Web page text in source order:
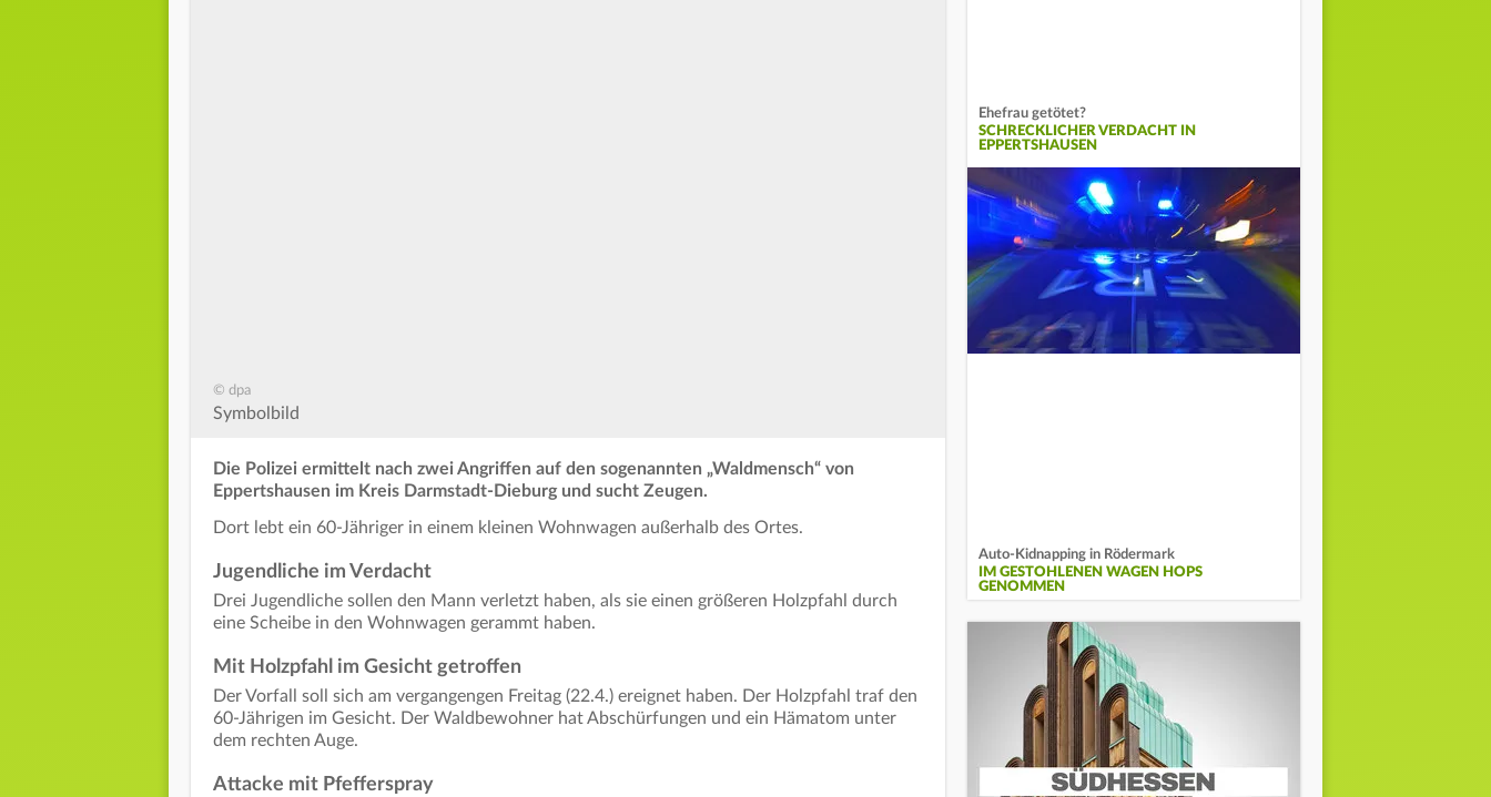
© dpa
Symbolbild
Die Polizei ermittelt nach zwei Angriffen auf den sogenannten „Waldmensch“ von
Eppertshausen im Kreis Darmstadt-Dieburg und sucht Zeugen.
Dort lebt ein 60-Jähriger in einem kleinen Wohnwagen außerhalb des Ortes.
Jugendliche im Verdacht
Drei Jugendliche sollen den Mann verletzt haben, als sie einen größeren Holzpfahl durch
eine Scheibe in den Wohnwagen gerammt haben.
Mit Holzpfahl im Gesicht getroffen
Der Vorfall soll sich am vergangengen Freitag (22.4.) ereignet haben. Der Holzpfahl traf den
60-Jährigen im Gesicht. Der Waldbewohner hat Abschürfungen und ein Hämatom unter
dem rechten Auge.
Attacke mit Pfefferspray
Ehefrau getötet?
SCHRECKLICHER VERDACHT IN
EPPERTSHAUSEN
Auto-Kidnapping in Rödermark
IM GESTOHLENEN WAGEN HOPS
GENOMMEN